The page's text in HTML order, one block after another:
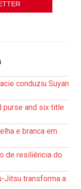
conduziu Suyan
purse and six title
e branca em
de resiliência do
Jitsu transforma a